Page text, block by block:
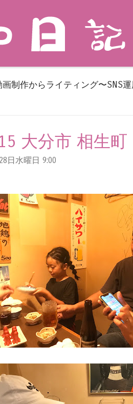
制作からライティング〜SNS
大分市 相生
日水曜日 9:00